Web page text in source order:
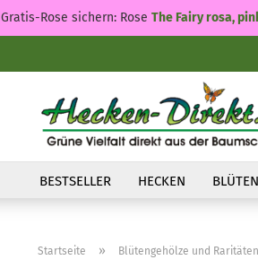
Gratis-Rose sichern: Rose The Fairy rosa,
BESTSELLER HECKEN
Startseite » Blütengehölze und Raritäten